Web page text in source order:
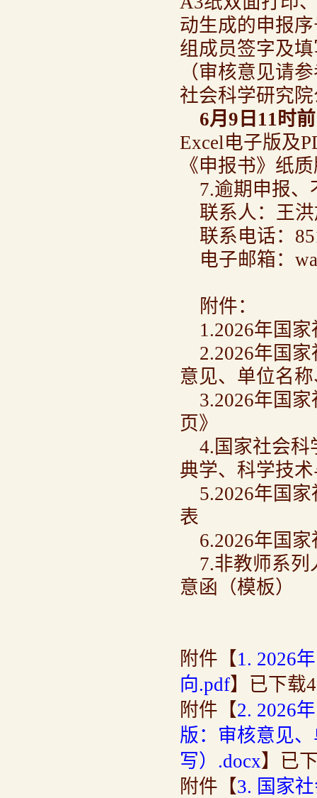
动生成的申报
组成员签字及
（审核意见请
社会科学研究
6月9日11时前
Excel电子版及
《申报书》纸
7.逾期申报
联系人：王
联系电话：
电子邮箱：
附件：
1.2026年国
2.2026年国
意见、单位名
3.2026年国
页》
4.国家社会科
典学、科学技
5.2026年国
表
6.2026年国
7.非教师系列
意函（模板）
附件【1. 2026
向.pdf】已下载
附件【2. 2026
版：审核意见
写）.docx】已
附件【3. 国家